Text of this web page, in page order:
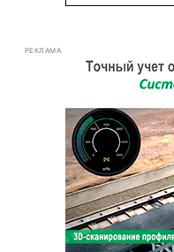
РЕКЛАМА